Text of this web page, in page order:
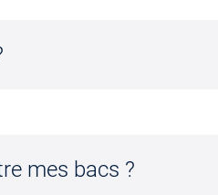
mes bacs ?